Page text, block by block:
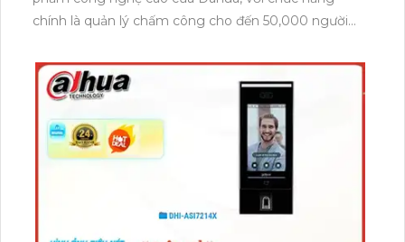
chính là quản lý chấm công cho đến 50,000 người
tiến, sản phẩm này có khả năng đáp ứng đầy đủ nhu
cầu của mọi doanh nghiệp với số lượng nhân viên
khuôn mặt, giúp đảm bảo tính chính xác và an toàn
trong việc xác thực người dùng. Với khả năng lưu trữ
dữ liệu cao, bạn có thể dễ dàng quản lý và theo dõi
thông tin chấm công của tất cả nhân viên một cách